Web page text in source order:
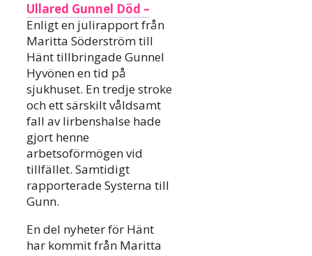
Ullared Gunnel Död –
Enligt en julirapport från
Maritta Söderström till
Hänt tillbringade Gunnel
Hyvönen en tid på
sjukhuset. En tredje stroke
och ett särskilt våldsamt
fall av lirbenshalse hade
gjort henne
arbetsoförmögen vid
tillfället. Samtidigt
rapporterade Systerna till
Gunn.
En del nyheter för Hänt
har kommit från Maritta